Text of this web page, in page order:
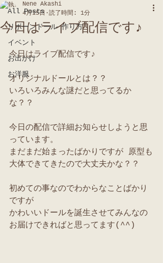
All Posts
リボーンドール 作り方
イベント
お出かけ
お洋服
今日はライブ配信です♪
Nene Akashi
4月15日
読了時間: 1分
今日はライブ配信です♪
オリジナルドールとは？？
いろいろみんな謎だと思ってるか
な？？
今日の配信で詳細お知らせしようと思
っています。
まだまだ始まったばかりですが 原型も
大体できてきたので大丈夫かな？？
初めての事なのでわからなことばかり
ですが
かわいいドールを誕生させてみんなの
お届けできればと思ってます(^^)